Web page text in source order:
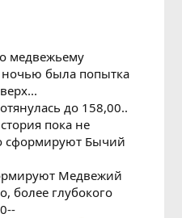
медвежьему
ночью была попытка
до 158,00..
пока не
сформируют Бычий
Медвежий
более глубокого